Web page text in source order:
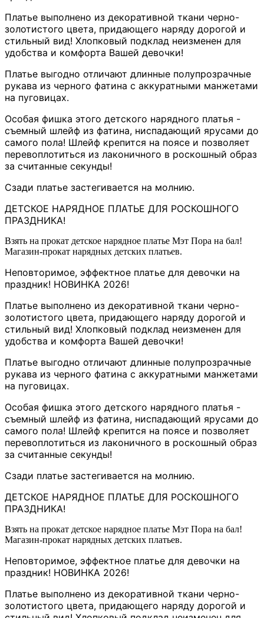
Платье выполнено из декоративной ткани черно-
золотистого цвета, придающего наряду дорогой и
стильный вид! Хлопковый подклад неизменен для
удобства и комфорта Вашей девочки!
Платье выгодно отличают длинные полупрозрачные
рукава из черного фатина с аккуратными манжетами
на пуговицах.
Особая фишка этого детского нарядного платья -
съемный шлейф из фатина, ниспадающий ярусами до
самого пола! Шлейф крепится на поясе и позволяет
перевоплотиться из лаконичного в роскошный образ
за считанные секунды!
Сзади платье застегивается на молнию.
ДЕТСКОЕ НАРЯДНОЕ ПЛАТЬЕ ДЛЯ РОСКОШНОГО
ПРАЗДНИКА!
Взять на прокат детское нарядное платье Мэт Пора на бал!
Магазин-прокат нарядных детских платьев.
Неповторимое, эффектное платье для девочки на
праздник! НОВИНКА 2026!
Платье выполнено из декоративной ткани черно-
золотистого цвета, придающего наряду дорогой и
стильный вид! Хлопковый подклад неизменен для
удобства и комфорта Вашей девочки!
Платье выгодно отличают длинные полупрозрачные
рукава из черного фатина с аккуратными манжетами
на пуговицах.
Особая фишка этого детского нарядного платья -
съемный шлейф из фатина, ниспадающий ярусами до
самого пола! Шлейф крепится на поясе и позволяет
перевоплотиться из лаконичного в роскошный образ
за считанные секунды!
Сзади платье застегивается на молнию.
ДЕТСКОЕ НАРЯДНОЕ ПЛАТЬЕ ДЛЯ РОСКОШНОГО
ПРАЗДНИКА!
Взять на прокат детское нарядное платье Мэт Пора на бал!
Магазин-прокат нарядных детских платьев.
Неповторимое, эффектное платье для девочки на
праздник! НОВИНКА 2026!
Платье выполнено из декоративной ткани черно-
золотистого цвета, придающего наряду дорогой и